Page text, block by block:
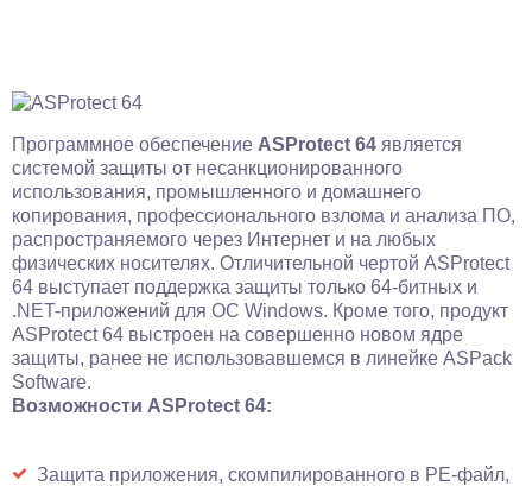
Программное обеспечение ASProtect 64 является
системой защиты от несанкционированного
использования, промышленного и домашнего
копирования, профессионального взлома и анализа ПО,
распространяемого через Интернет и на любых
физических носителях. Отличительной чертой ASProtect
64 выступает поддержка защиты только 64-битных и
.NET-приложений для ОС Windows. Кроме того, продукт
ASProtect 64 выстроен на совершенно новом ядре
защиты, ранее не использовавшемся в линейке ASPack
Software.
Возможности ASProtect 64:
Защита приложения, скомпилированного в PE-файл,